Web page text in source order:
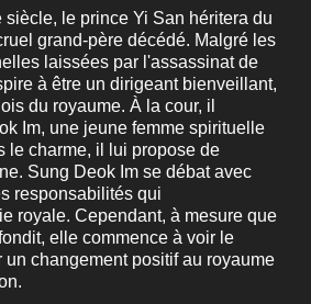
siècle, le prince Yi San héritera du
grand-père décédé. Malgré les
laissées par l'assassinat de
à être un dirigeant bienveillant,
du royaume. À la cour, il
Im, une jeune femme spirituelle
le charme, il lui propose de
Sung Deok Im se débat avec
responsabilités qui
royale. Cependant, à mesure que
elle commence à voir le
un changement positif au royaume